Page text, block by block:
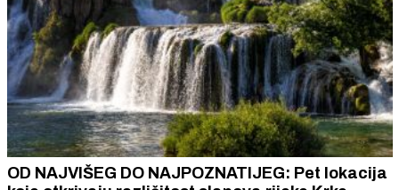
OD NAJVIŠEG DO NAJPOZNATIJEG: Pet lokacija